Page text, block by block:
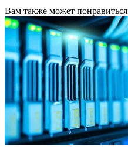
Вам также может понравиться